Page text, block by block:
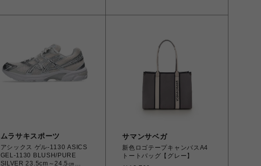
ムラサキスポーツ
アシックス ゲル-1130 ASICS
GEL-1130 BLUSH/PURE
SILVER 23.5cm～24.5㎝
サマンサベガ
新色ロゴテープキャンバスA4
トートバッグ【グレー】